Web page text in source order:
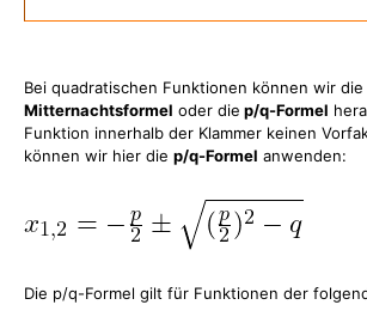
Bei quadratischen Funktionen können wir die
Mitternachtsformel oder die p/q-Formel
Funktion innerhalb der Klammer keinen
können wir hier die p/q-Formel anwenden:
Die p/q-Formel gilt für Funktionen der